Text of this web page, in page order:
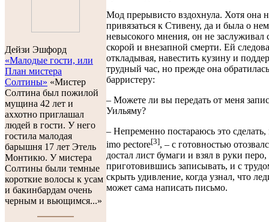
Дейзи Эшфорд
«Малодые гости, или
План мистера
Солтины» «Мистер
Солтина был пожилой
мущина 42 лет и
аххотно приглашал
людей в гости. У него
гостила малодая
барышня 17 лет Этель
Монтикю. У мистера
Солтины были темные
короткие волосы к усам
и бакинбардам очень
черным и вьющимся...»
Мод прерывисто вздохнула. Хотя она
привязаться к Стивену, да и была о нем
невысокого мнения, он не заслуживал
скорой и внезапной смерти. Ей
откладывая, навестить кузину и
трудный час, но прежде она
барристеру:
– Можете ли вы передать от меня
Уильяму?
– Непременно постараюсь это
imo pectore[3], – с готовностью
достал лист бумаги и взял в руки перо,
приготовившись записывать, и с
скрыть удивление, когда узнал, что
может сама написать письмо.